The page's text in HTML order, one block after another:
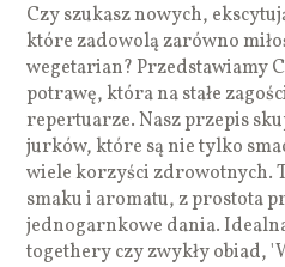
Czy szukasz nowych,
które zadowolą zarówno
wegetarian? Przedstawiamy Ci
potrawę, która na stałe
repertuarze. Nasz przepis
jurków, które są nie tylko
wiele korzyści zdrowotnych.
smaku i aromatu, z prostota
jednogarnkowe dania.
togethery czy zwykły obiad,